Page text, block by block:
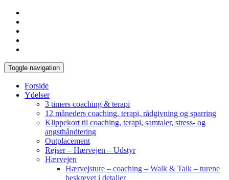
Toggle navigation
Forside
Ydelser
3 timers coaching & terapi
12 måneders coaching, terapi, rådgivning og sparring
Klippekort til coaching, terapi, samtaler, stress- og
angsthåndtering
Outplacement
Rejser – Hærvejen – Udstyr
Hærvejen
Hærvejsture – coaching – Walk & Talk – turene
beskrevet i detaljer